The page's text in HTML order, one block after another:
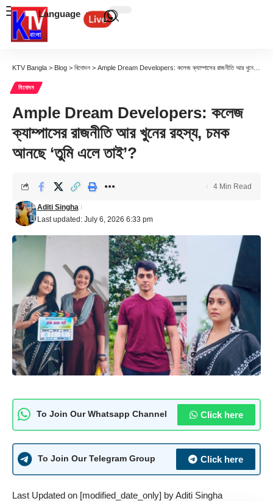
Language
KTV Bangla > Blog > বিনোদন > Ample Dream Developers: কলেজ ক্যাম্পাসের রাজনীতি আর খুনের রহস্য, চমক আনছে ‘তুমি এলে তাই’?
বিনোদন
Ample Dream Developers: কলেজ
ক্যাম্পাসের রাজনীতি আর খুনের রহস্য, চমক
আনছে ‘তুমি এলে তাই’?
Last updated: July 6, 2026 6:33 pm
Aditi Singha
4 Min Read
To Join Our Whatsapp Channel Click here
To Join Our Telegram Group Click here
Last Updated on [modified_date_only] byAditi Singha